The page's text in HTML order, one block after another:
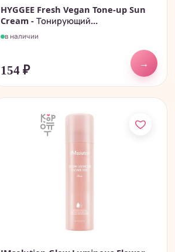
HYGGEE Fresh Vegan Tone-up Sun
Cream - Тонирующий...
в наличии
154₽
→